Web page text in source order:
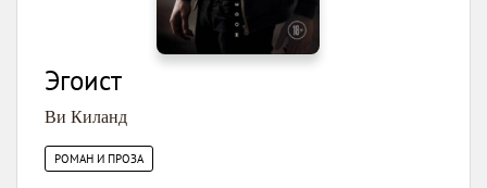
Эгоист
Ви Киланд
РОМАН И ПРОЗА